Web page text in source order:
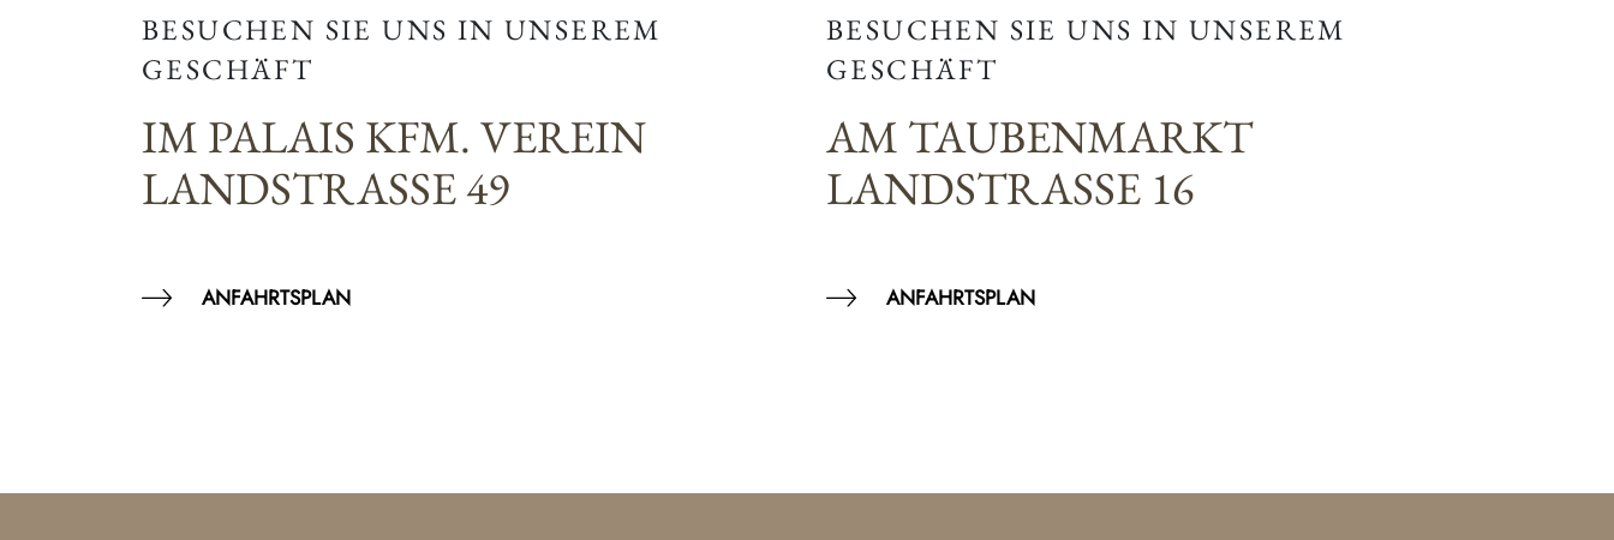
BESUCHEN SIE UNS IN UNSEREM
GESCHÄFT
IM PALAIS KFM. VEREIN
LANDSTRASSE 49
ANFAHRTSPLAN
BESUCHEN SIE UNS IN UNSEREM
GESCHÄFT
AM TAUBENMARKT
LANDSTRASSE 16
ANFAHRTSPLAN